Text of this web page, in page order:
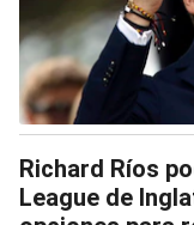
Richard Ríos
League de